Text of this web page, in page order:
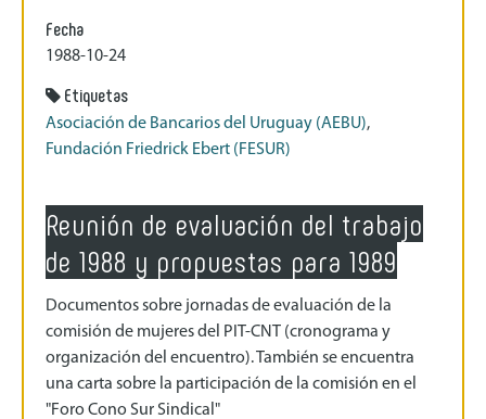
Fecha
1988-10-24
Etiquetas
Asociación de Bancarios del Uruguay (AEBU),
Fundación Friedrick Ebert (FESUR)
Reunión de evaluación del trabajo
de 1988 y propuestas para 1989
Documentos sobre jornadas de evaluación de la
comisión de mujeres del PIT-CNT (cronograma y
organización del encuentro). También se encuentra
una carta sobre la participación de la comisión en el
"Foro Cono Sur Sindical"